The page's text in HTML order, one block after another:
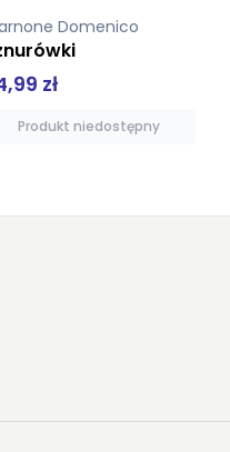
Anstey
z Paryżem
zł
Produkt niedostępny